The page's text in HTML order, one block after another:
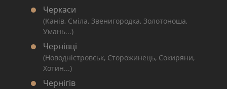
Черкаси
(Канів, Сміла, Звенигородка, Золотоноша,
Умань...)
Чернівці
(Новодністровськ, Сторожинець, Сокиряни,
Хотин...)
Чернігів